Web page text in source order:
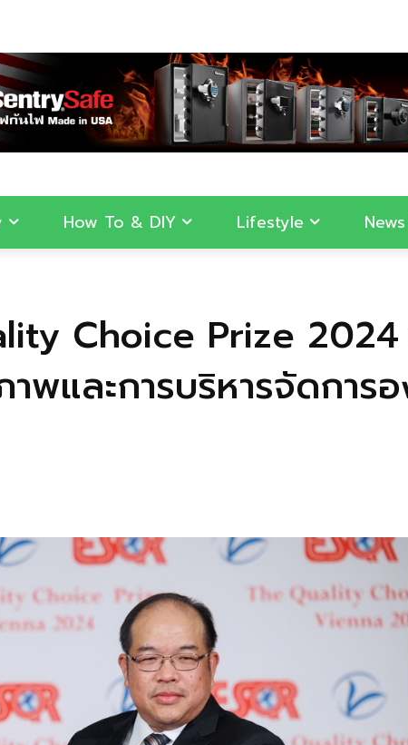
How To & DIY Lifestyle
Choice Prize
พและการบริหารจัดการ